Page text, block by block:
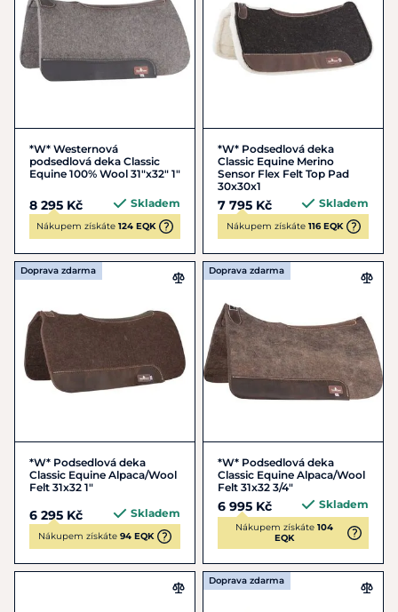
*W* Westernová
podsedlová deka Classic
Equine 100% Wool 31"x32" 1"
8 295 Kč Skladem
Nákupem získáte 124 EQK
*W* Podsedlová deka
Classic Equine Merino
Sensor Flex Felt Top Pad
30x30x1
7 795 Kč Skladem
Nákupem získáte 116 EQK
Doprava zdarma
*W* Podsedlová deka
Classic Equine Alpaca/Wool
Felt 31x32 1"
6 295 Kč Skladem
Nákupem získáte 94 EQK
Doprava zdarma
*W* Podsedlová deka
Classic Equine Alpaca/Wool
Felt 31x32 3/4"
6 995 Kč Skladem
Nákupem získáte 104
EQK
Doprava zdarma